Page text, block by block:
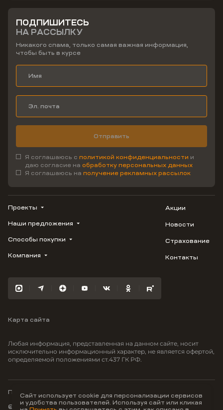
ПОДПИШИТЕСЬ
НА РАССЫЛКУ
Никакого спама, только самая важная информация,
чтобы быть в курсе
Отправить
Я соглашаюсь с политикой конфиденциальности и
даю согласие на обработку персональных данных
Я соглашаюсь на получение рекламных рассылок
Проекты
ВЕРН
1799
Флора
Отражение
Моретта
Вместе
Наши предложения
Купить квартиру
Студию
3-комнатную
Способы покупки
Трейд-ин
100% оплата
Компания
Карьера
Акции
Новости
Страхование
Контакты
Карта сайта
Любая информация, представленная на данном сайте, носит
исключительно информационный характер, не является офертой,
определяемой положениями ст.437 ГК РФ.
© ООО Неоагентство, ИНН 9703176621,
Политика конфиденциальности
Сайт использует cookie для персонализации сервисов
и удобства пользователей. Используя сайт или кликая